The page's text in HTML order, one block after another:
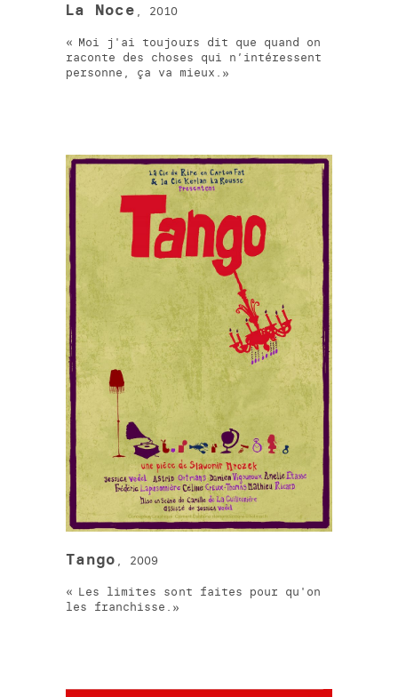
La Noce , 2010
Moi j'ai toujours dit que quand on
raconte des choses qui n’intéressent
personne, ça va mieux.
Tango , 2009
Les limites sont faites pour qu'on
les franchisse.